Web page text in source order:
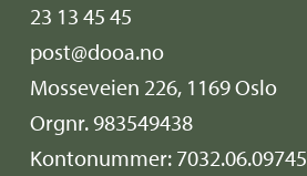
23 13 45 45
post@dooa.no
Mosseveien 226, 1169 Oslo
Orgnr. 983549438
Kontonummer: 7032.06.09745